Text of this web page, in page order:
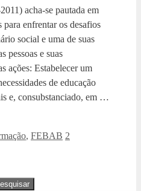
acha-se pautada em
para enfrentar os desafios
social e uma de suas
pessoas e suas
ações: Estabelecer um
de educação
e, consubstanciado, em …
, FEBAB 2